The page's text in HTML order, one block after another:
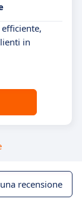
in
recensione